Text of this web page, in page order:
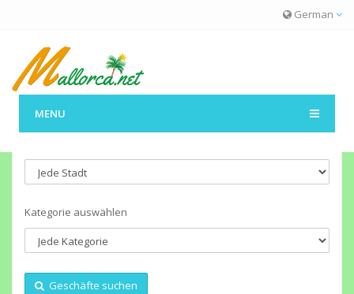
German
MENU
Kategorie auswählen
Geschäfte suchen